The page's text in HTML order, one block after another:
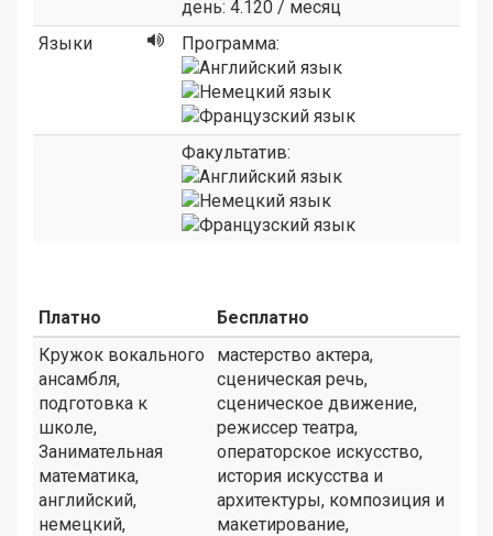
день: 4.120 / месяц
Языки
Программа:
Факультатив:
Платно
Бесплатно
Кружок вокального
ансамбля,
подготовка к
школе,
Занимательная
математика,
английский,
немецкий,
мастерство актера,
сценическая речь,
сценическое движение,
режиссер театра,
операторское искусство,
история искусства и
архитектуры, композиция и
макетирование,